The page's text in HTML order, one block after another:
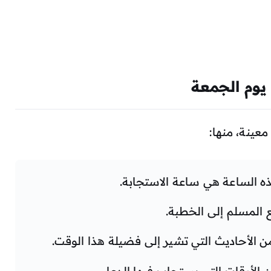
يوم الجمعة
منها:
الساعة هي ساعة الاستجابة.
المسلم إلى الخطبة.
الأحاديث التي تشير إلى فضيلة هذا الوقت.